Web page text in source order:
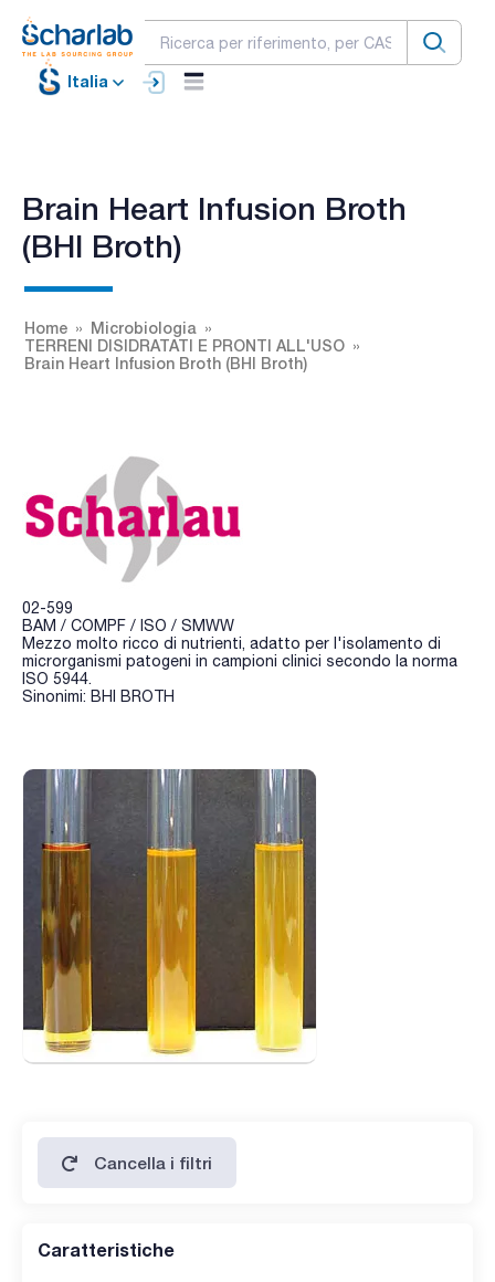
Italia
Brain Heart Infusion Broth
(BHI Broth)
Home
Microbiologia
TERRENI DISIDRATATI E PRONTI ALL'USO
Brain Heart Infusion Broth (BHI Broth)
02-599
BAM / COMPF / ISO / SMWW
Mezzo molto ricco di nutrienti, adatto per l'isolamento di
microrganismi patogeni in campioni clinici secondo la norma
ISO 5944.
Sinonimi: BHI BROTH
Cancella i filtri
Caratteristiche